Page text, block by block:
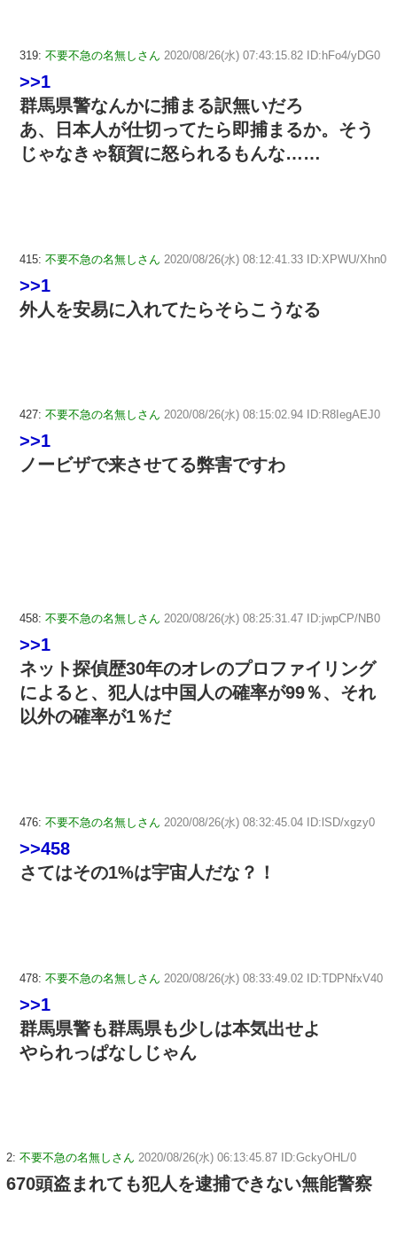
319: 不要不急の名無しさん 2020/08/26(水) 07:43:15.82 ID:hFo4/yDG0
>>1
群馬県警なんかに捕まる訳無いだろ
あ、日本人が仕切ってたら即捕まるか。そう
じゃなきゃ額賀に怒られるもんな……
415: 不要不急の名無しさん 2020/08/26(水) 08:12:41.33 ID:XPWU/Xhn0
>>1
外人を安易に入れてたらそらこうなる
427: 不要不急の名無しさん 2020/08/26(水) 08:15:02.94 ID:R8IegAEJ0
>>1
ノービザで来させてる弊害ですわ
458: 不要不急の名無しさん 2020/08/26(水) 08:25:31.47 ID:jwpCP/NB0
>>1
ネット探偵歴30年のオレのプロファイリング
によると、犯人は中国人の確率が99％、それ
以外の確率が1％だ
476: 不要不急の名無しさん 2020/08/26(水) 08:32:45.04 ID:lSD/xgzy0
>>458
さてはその1%は宇宙人だな？！
478: 不要不急の名無しさん 2020/08/26(水) 08:33:49.02 ID:TDPNfxV40
>>1
群馬県警も群馬県も少しは本気出せよ
やられっぱなしじゃん
2: 不要不急の名無しさん 2020/08/26(水) 06:13:45.87 ID:GckyOHL/0
670頭盗まれても犯人を逮捕できない無能警察